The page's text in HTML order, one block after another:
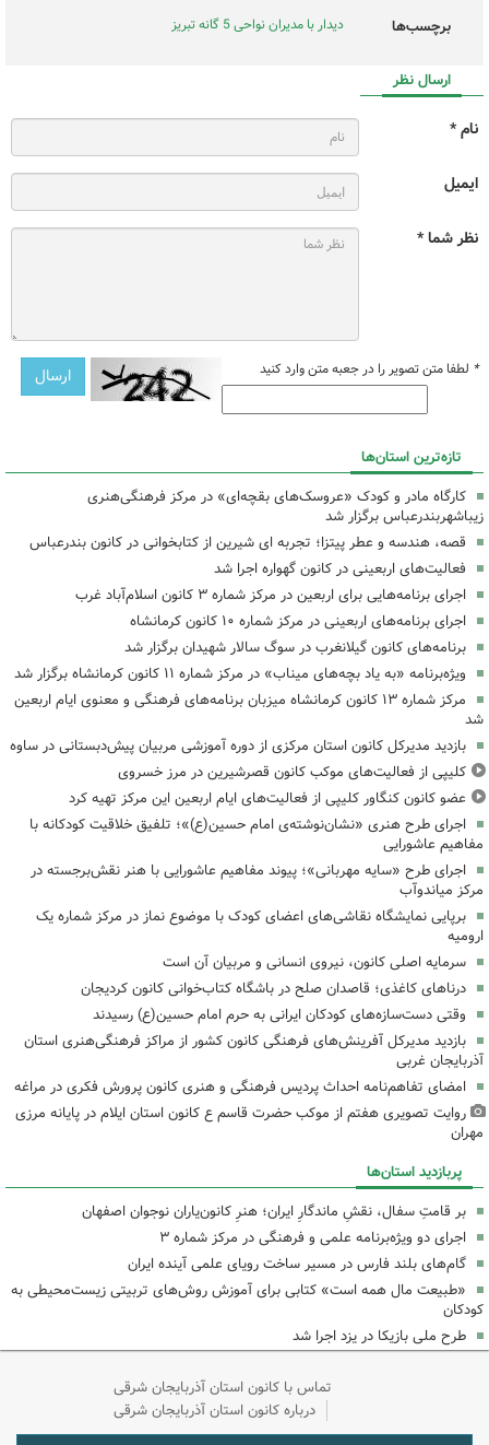
برچسب‌ها دیدار با مدیران نواحی 5 گانه تبریز
ارسال نظر
نام *
ایمیل
نظر شما *
* لطفا متن تصویر را در جعبه متن وارد کنید
تازه‌ترین استان‌ها
کارگاه مادر و کودک «عروسک‌های بقچه‌ای» در مرکز فرهنگی‌هنری
زیباشهربندرعباس برگزار شد
قصه، هندسه و عطر پیتزا؛ تجربه ای شیرین از کتابخوانی در کانون بندرعباس
فعالیت‌های اربعینی در کانون گهواره اجرا شد
اجرای برنامه‌هایی برای اربعین در مرکز شماره ۳ کانون اسلام‌آباد غرب
اجرای برنامه‌های اربعینی در مرکز شماره ۱۰ کانون کرمانشاه
برنامه‌های کانون گیلانغرب در سوگ سالار شهیدان برگزار شد
ویژه‌برنامه «به یاد بچه‌های میناب» در مرکز شماره ۱۱ کانون کرمانشاه برگزار شد
مرکز شماره ۱۳ کانون کرمانشاه میزبان برنامه‌های فرهنگی و معنوی ایام اربعین
شد
بازدید مدیرکل کانون استان مرکزی از دوره آموزشی مربیان پیش‌دبستانی در ساوه
کلیپی از فعالیت‌های موکب کانون قصرشیرین در مرز خسروی
عضو کانون کنگاور کلیپی از فعالیت‌های ایام اربعین این مرکز تهیه کرد
اجرای طرح هنری «نشان‌نوشته‌ی امام حسین(ع)»؛ تلفیق خلاقیت کودکانه با
مفاهیم عاشورایی
اجرای طرح «سایه مهربانی»؛ پیوند مفاهیم عاشورایی با هنر نقش‌برجسته در
مرکز میاندوآب
برپایی نمایشگاه نقاشی‌های اعضای کودک با موضوع نماز در مرکز شماره یک
ارومیه
سرمایه اصلی کانون، نیروی انسانی و مربیان آن است
درناهای کاغذی؛ قاصدان صلح در باشگاه کتاب‌خوانی کانون کردیجان
وقتی دست‌سازه‌های کودکان ایرانی به حرم امام حسین(ع) رسیدند
بازدید مدیرکل آفرینش‌های فرهنگی کانون کشور از مراکز فرهنگی‌هنری استان
آذربایجان غربی
امضای تفاهم‌نامه احداث پردیس فرهنگی و هنری کانون پرورش فکری در مراغه
روایت تصویری هفتم از موکب حضرت قاسم ع کانون استان ایلام در پایانه مرزی
مهران
پربازدید استان‌ها
بر قامتِ سفال، نقشِ ماندگارِ ایران؛ هنرِ کانون‌یاران نوجوان اصفهان
اجرای دو ویژه‌برنامه علمی و فرهنگی در مرکز شماره ۳
گام‌های بلند فارس در مسیر ساخت رویای علمی آینده ایران
«طبیعت مال همه است» کتابی برای آموزش روش‌های تربیتی زیست‌محیطی به
کودکان
طرح ملی بازیکا در یزد اجرا شد
تماس با کانون استان آذربایجان شرقی
درباره کانون استان آذربایجان شرقی